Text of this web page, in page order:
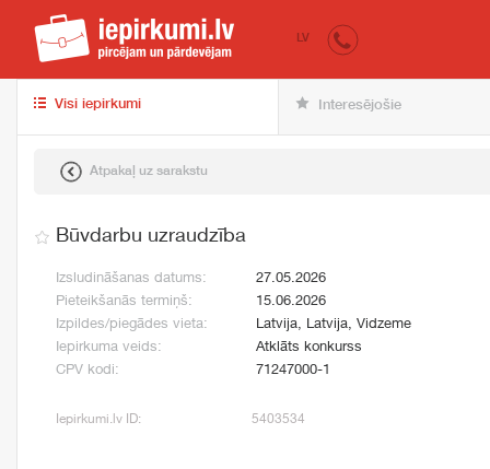
iepirkumi.lv
LV
Visi iepirkumi Interesējošie
Atpakaļ uz sarakstu
Būvdarbu uzraudzība
Izsludināšanas datums:
27.05.2026
Pieteikšanās termiņš:
15.06.2026
Izpildes/piegādes vieta:
Latvija, Latvija, Vidzeme
Iepirkuma veids:
Atklāts konkurss
CPV kodi:
71247000-1
Iepirkumi.lv ID: 5403534